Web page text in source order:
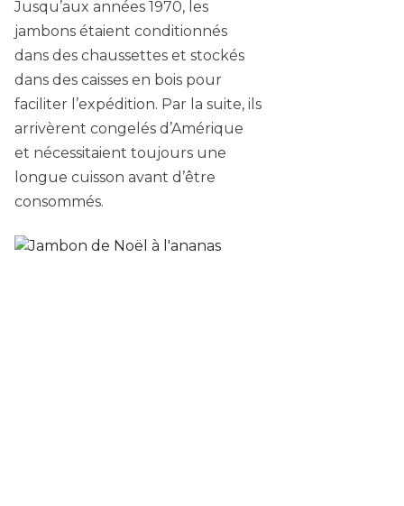
Jusqu’aux années 1970, les
jambons étaient conditionnés
dans des chaussettes et stockés
dans des caisses en bois pour
faciliter l’expédition. Par la suite, ils
arrivèrent congelés d’Amérique
et nécessitaient toujours une
longue cuisson avant d’être
consommés.